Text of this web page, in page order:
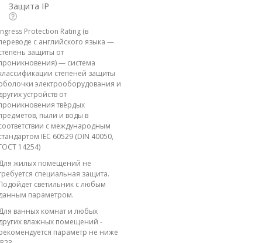
Защита IP
Protection Rating (в
с английского языка —
защиты от
— система
степеней защиты
электрооборудования и
устройств от
твёрдых
пыли и воды в
с международным
IEC 60529 (DIN 40050,
14254)
жилых помещений не
специальная защита.
светильник с любым
параметром.
ванных комнат и любых
влажных помещений -
параметр не ниже